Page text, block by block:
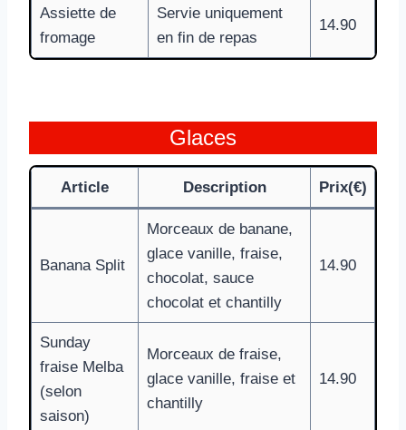
Assiette de
fromage
Servie uniquement
en fin de repas
14.90
Glaces
Article Description Prix(€)
Banana Split
Morceaux de banane,
glace vanille, fraise,
chocolat, sauce
chocolat et chantilly
14.90
Sunday
fraise Melba
(selon
saison)
Morceaux de fraise,
glace vanille, fraise et
chantilly
14.90